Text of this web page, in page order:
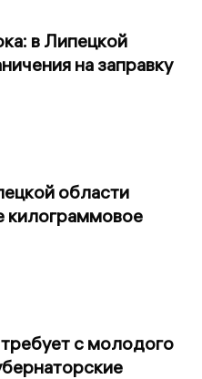
в Липецкой
на заправку
области
килограммовое
с молодого